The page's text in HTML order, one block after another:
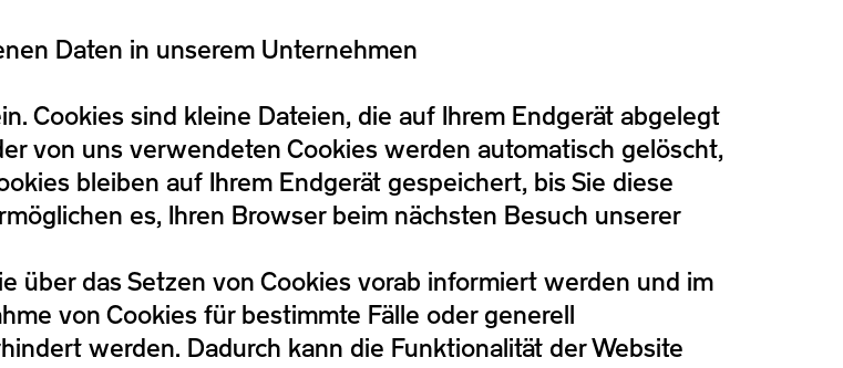
Daten in unserem Unternehmen
Cookies sind kleine Dateien, die auf Ihrem Endgerät abgelegt
von uns verwendeten Cookies werden automatisch gelöscht,
bleiben auf Ihrem Endgerät gespeichert, bis Sie diese
es, Ihren Browser beim nächsten Besuch unserer
über das Setzen von Cookies vorab informiert werden und im
von Cookies für bestimmte Fälle oder generell
werden. Dadurch kann die Funktionalität der Website